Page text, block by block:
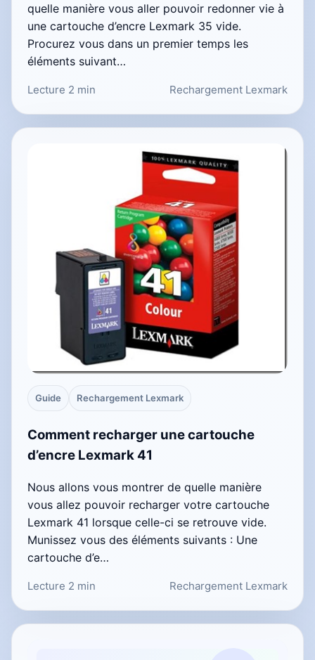
quelle manière vous aller pouvoir redonner vie à
une cartouche d’encre Lexmark 35 vide.
Procurez vous dans un premier temps les
éléments suivant…
Lecture 2 min Rechargement Lexmark
Guide Rechargement Lexmark
Comment recharger une cartouche
d’encre Lexmark 41
Nous allons vous montrer de quelle manière
vous allez pouvoir recharger votre cartouche
Lexmark 41 lorsque celle-ci se retrouve vide.
Munissez vous des éléments suivants : Une
cartouche d’e…
Lecture 2 min Rechargement Lexmark